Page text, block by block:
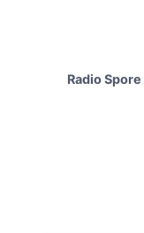
Radio Spore